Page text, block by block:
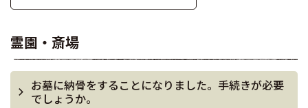
霊園・斎場
お墓に納骨をすることになりました。手続きが必要
でしょうか。